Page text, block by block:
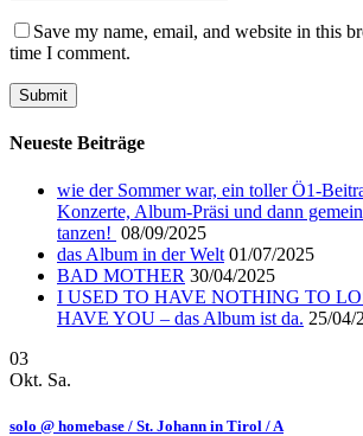
Save my name, email, and website in this
time I comment.
Neueste Beiträge
wie der Sommer war, ein toller Ö1-
Konzerte, Album-Präsi und dann
tanzen! 08/09/2025
das Album in der Welt 01/07/2025
BAD MOTHER 30/04/2025
I USED TO HAVE NOTHING TO
HAVE YOU – das Album ist da. 25/04/
03
Okt. Sa.
solo @ homebase / St. Johann in Tirol / A